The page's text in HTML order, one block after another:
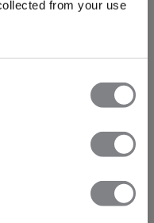
from your use